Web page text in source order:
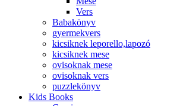
Vers
Babakönyv
gyermekvers
kicsiknek leporello,lapozó
kicsiknek mese
ovisoknak mese
ovisoknak vers
puzzlekönyv
Kids Books